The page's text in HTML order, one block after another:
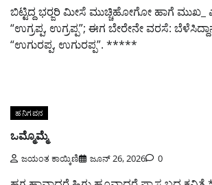
ಬಿಟ್ಟಿದ್ದ ಭರ್‍ಜರಿ ಮೀಸೆ ಮುಚ್ಚಿಹೋಗೋ ಹಾಗೆ ಮುಖ_
“ಉಗ್ರಪ್ಪ, ಉಗ್ರಪ್ಪ”; ಈಗ ಬೇರೇನೇ ವರಸೆ:
“ಉಗುರಪ್ಪ, ಉಗುರಪ್ಪ”. *****
ಹನಿಗವನ
ಒಮ್ಮೊಮ್ಮೆ
ಜಯಂತ ಕಾಯ್ಕಿಣಿ ಜೂನ್ 26, 2026 0